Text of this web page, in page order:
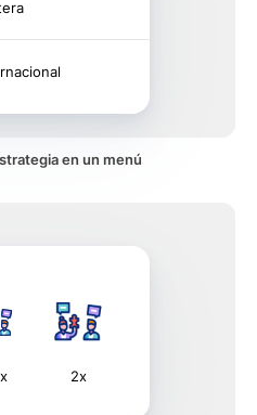
en un menú
2x